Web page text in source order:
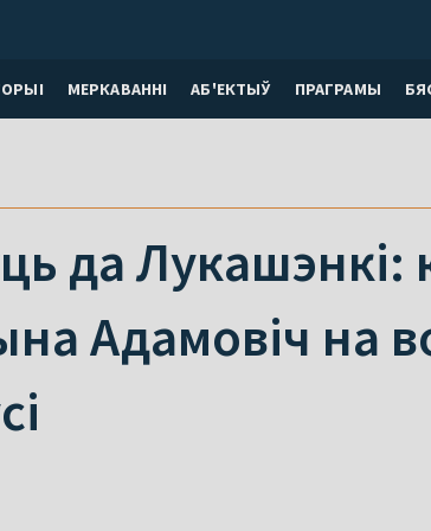
МЕРКАВАННI АБ'ЕКТЫЎ ПРАГРАМЫ
да Лукашэнкі:
Адамовіч на